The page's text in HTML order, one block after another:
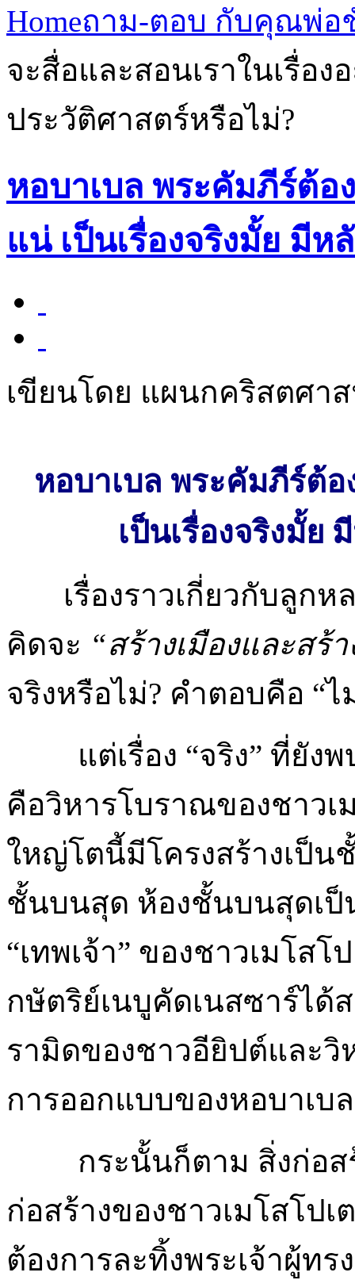
Homeถาม-ตอบ กับคุณพ่อ
จะสื่อและสอนเราในเรื่อ
ประวัติศาสตร์หรือไม่?
หอบาเบล พระคัมภีร์ต้อ
แน่ เป็นเรื่องจริงมั้ย มี
เขียนโดย แผนกคริสตศา
หอบาเบล พระคัมภีร์ต้อ
เป็นเรื่องจริงมั้ย
เรื่องราวเกี่ยวกับลูก
คิดจะ “สร้าง​เมือง​และ​สร้
จริงหรือไม่? คำตอบคือ “ไ
แต่เรื่อง “จริง” ที่ยั
คือวิหารโบราณของชาวเ
ใหญ่โตนี้มีโครงสร้างเป็
ชั้นบนสุด ห้องชั้นบนสุดเป็
“เทพเจ้า” ของชาวเมโส
กษัตริย์เนบูคัดเนสซาร์ไ
รามิดของชาวอียิปต์และวิ
การออกแบบของหอบาเบ
กระนั้นก็ตาม สิ่งก่อ
ก่อสร้างของชาวเมโสโป
ต้องการละทิ้งพระเจ้าผู้ท